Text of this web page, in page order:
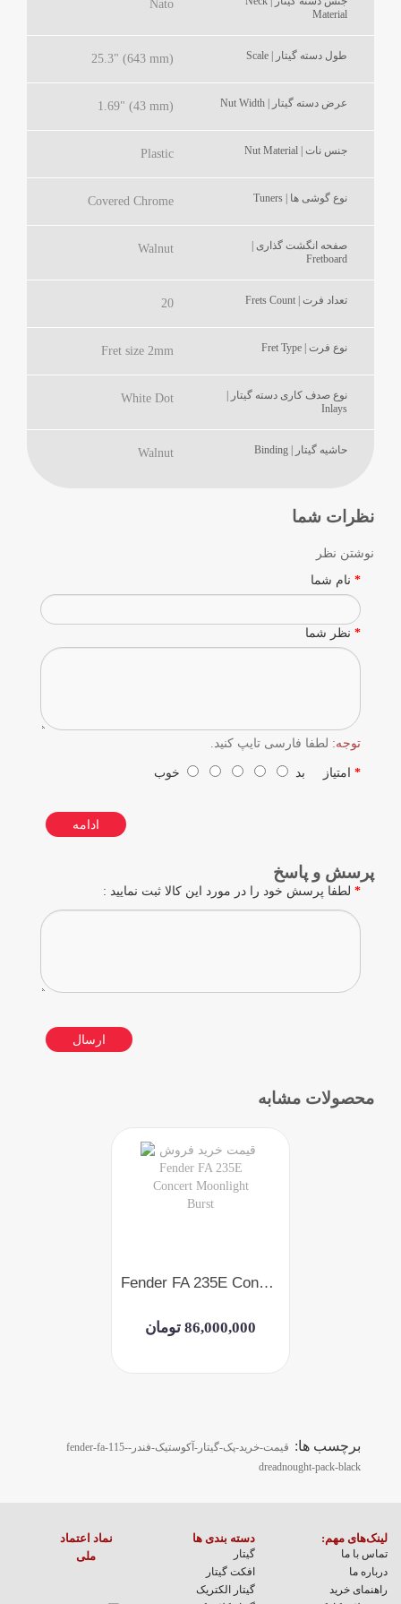
Material
Nato
طول دسته گیتار | Scale 25.3" (643 mm)
عرض دسته گیتار | Nut Width 1.69" (43 mm)
جنس نات | Nut Material Plastic
نوع گوشی ها | Tuners Covered Chrome
صفحه انگشت گذاری |
Fretboard
Walnut
تعداد فرت | Frets Count 20
نوع فرت | Fret Type Fret size 2mm
نوع صدف کاری دسته گیتار |
Inlays
White Dot
حاشیه گیتار | Binding Walnut
نظرات شما
نوشتن نظر
نام شما
نظر شما
توجه: لطفا فارسی تایپ کنید.
امتیاز بد خوب
ادامه
پرسش و پاسخ
لطفا پرسش خود را در مورد این کالا ثبت نمایید :
ارسال
محصولات مشابه
Fender FA 235E Concert Moonlight Burst
86,000,000 تومان
برچسب ها:
قیمت-خرید-پک-گیتار-آکوستیک-فندر-fender-fa-115-
dreadnought-pack-black
لینک‌های مهم:
تماس با ما
درباره ما
راهنمای خرید
دسته بندی ها
گیتار
افکت گیتار
گیتار الکتریک
نماد اعتماد
ملی